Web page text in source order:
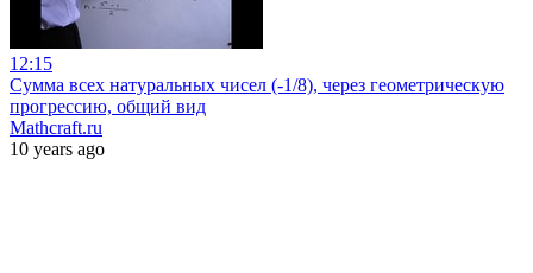
12:15
Сумма всех натуральных чисел (-1/8), через геометрическую
прогрессию, общий вид
Mathcraft.ru
10 years ago